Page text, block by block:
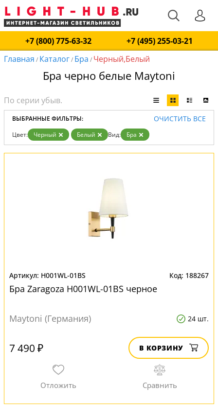
+7 (800) 775-63-32
+7 (495) 255-03-21
Главная / Каталог/ Бра / Черный,Белый
Бра черно белые Maytoni
ВЫБРАННЫЕ ФИЛЬТРЫ: ОЧИСТИТЬ ВСЕ
Цвет: Черный Белый Вид: Бра
H001WL-01BS 188267
Бра Zaragoza H001WL-01BS черное
Maytoni (Германия) 24 шт.
7 490 ₽ В КОРЗИНУ